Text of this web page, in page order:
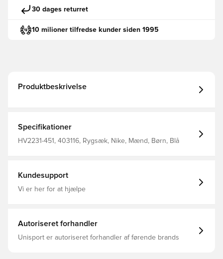
30 dages returret
10 milioner tilfredse kunder siden 1995
Produktbeskrivelse
Specifikationer
HV2231-451, 403116, Rygsæk, Nike, Mænd, Børn, Blå
Kundesupport
Vi er her for at hjælpe
Autoriseret forhandler
Unisport er autoriseret forhandler af førende brands